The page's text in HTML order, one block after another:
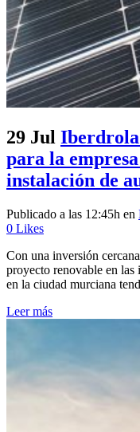
29 Jul
para la
instalación de
Publicado a las 12:45h en
0 Likes
Con una inversión
proyecto renovable en las
en la ciudad murciana
Leer más